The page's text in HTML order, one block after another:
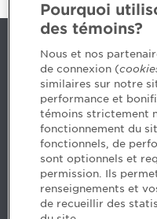
Nous joindre
5, Place Ville Marie,
H3B 2G2
www.cpaquebec.ca
Des questions?
Envie de mettre de
les postes disponibles >
Pourquoi
des témoins?
Nous et nos
de connexion (
similaires sur notre
performance et
témoins strictement
fonctionnement du
fonctionnels, de
sont optionnels et
permission. Ils
renseignements et
de recueillir des